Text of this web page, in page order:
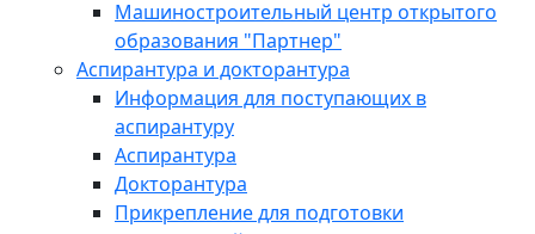
Машиностроительный центр открытого
образования "Партнер"
Аспирантура и докторантура
Информация для поступающих в
аспирантуру
Аспирантура
Докторантура
Прикрепление для подготовки